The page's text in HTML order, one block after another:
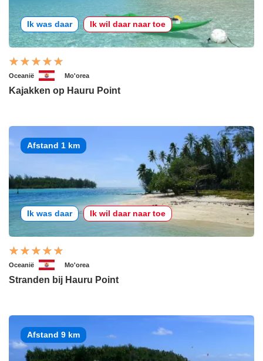
Ik was daar Ik wil daar naar toe
Oceanië Mo'orea
Kajakken op Hauru Point
Afstand 1 km
Ik was daar Ik wil daar naar toe
Oceanië Mo'orea
Stranden bij Hauru Point
Afstand 9 km